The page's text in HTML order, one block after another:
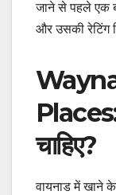
जाने से पहले एक
और उसकी रेटिंग
चाहिए?
वायनाड में खाने